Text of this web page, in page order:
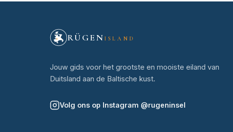
RÜGEN ISLAND
Jouw gids voor het grootste en mooiste eiland van
Duitsland aan de Baltische kust.
Volg ons op Instagram @rugeninsel